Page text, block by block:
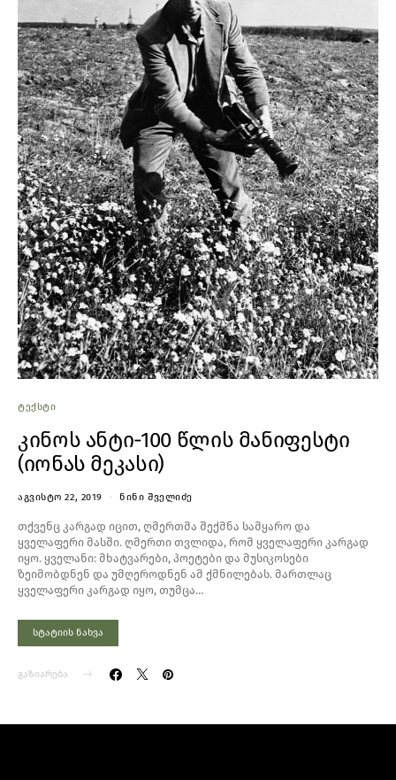
ᲢᲔᲥᲡᲢᲘ
კინოს ანტი-100 წლის მანიფესტი
(იონას მეკასი)
ᲐᲒᲕᲘᲡᲢᲝ 22, 2019 ᲜᲘᲜᲘ ᲨᲕᲔᲚᲘᲫᲔ
თქვენც კარგად იცით, ღმერთმა შექმნა სამყარო და
ყველაფერი მასში. ღმერთი თვლიდა, რომ ყველაფერი კარგად
იყო. ყველანი: მხატვარები, პოეტები და მუსიკოსები
ზეიმობდნენ და უმღეროდნენ ამ ქმნილებას. მართლაც
ყველაფერი კარგად იყო, თუმცა…
სტატიის ნახვა
გაზიარება